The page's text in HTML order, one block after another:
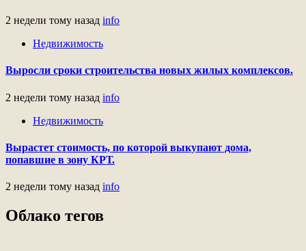
2 недели тому назад info
Недвижимость
Выросли сроки строительства новых жилых комплексов.
2 недели тому назад info
Недвижимость
Вырастет стоимость, по которой выкупают дома,
попавшие в зону КРТ.
2 недели тому назад info
Облако тегов